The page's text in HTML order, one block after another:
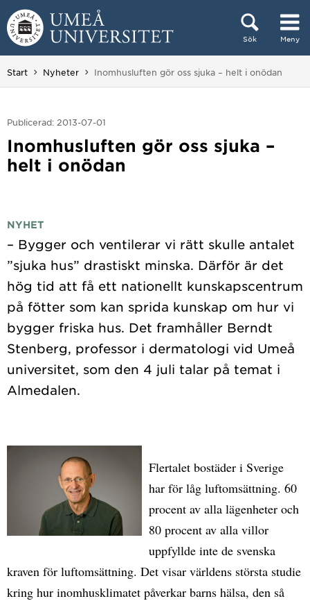
Hoppa direkt till innehållet
Sök Meny
Huvudmenyn dold.
Start Nyheter Du är här:
Inomhusluften gör oss sjuka – helt i onödan
Publicerad: 2013-07-01
Inomhusluften gör oss sjuka –
helt i onödan
NYHET
– Bygger och ventilerar vi rätt skulle antalet
”sjuka hus” drastiskt minska. Därför är det
hög tid att få ett nationellt kunskapscentrum
på fötter som kan sprida kunskap om hur vi
bygger friska hus. Det framhåller Berndt
Stenberg, professor i dermatologi vid Umeå
universitet, som den 4 juli talar på temat i
Flertalet bostäder i Sverige
har för låg luftomsättning. 60
procent av alla lägenheter och
80 procent av alla villor
uppfyllde inte de svenska
kraven för luftomsättning. Det visar världens största studie
kring hur inomhusklimatet påverkar barns hälsa, den så